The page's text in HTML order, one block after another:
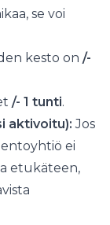
se voi
kesto on /-
/- 1 tunti.
aktivoitu): Jos
ei
etukäteen,